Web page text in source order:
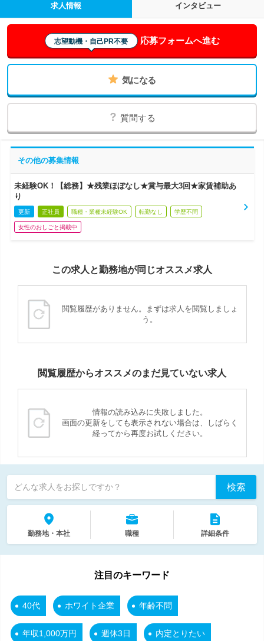
求人情報 インタビュー
志望動機・自己PR不要 応募フォームへ進む
気になる
質問する
その他の募集情報
未経験OK！【総務】★残業ほぼなし★賞与最大3回★家賃補助あ
り
更新 正社員 職種・業種未経験OK 転勤なし 学歴不問
女性のおしごと掲載中
この求人と勤務地が同じオススメ求人
閲覧履歴がありません。まずは求人を閲覧しましょ
う。
閲覧履歴からオススメのまだ見ていない求人
情報の読み込みに失敗しました。
画面の更新をしても表示されない場合は、しばらく
経ってから再度お試しください。
どんな求人をお探しですか？ 検索
勤務地・本社 職種 詳細条件
注目のキーワード
40代 ホワイト企業 年齢不問
年収1,000万円 週休3日 内定とりたい